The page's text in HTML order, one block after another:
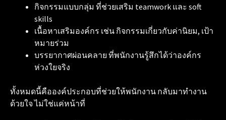
กิจกรรมแบบกลุ่ม ที่ช่วยเสริม teamwork และ soft
skills
เนื้อหาเสริมองค์กร เช่น กิจกรรมเกี่ยวกับค่านิยม, เป้า
หมายร่วม
บรรยากาศผ่อนคลาย ที่พนักงานรู้สึกได้ว่าองค์กร
ห่วงใยจริง
ทั้งหมดนี้คือองค์ประกอบที่ช่วยให้พนักงาน กลับมาทำงาน
ด้วยใจ ไม่ใช่แค่หน้าที่